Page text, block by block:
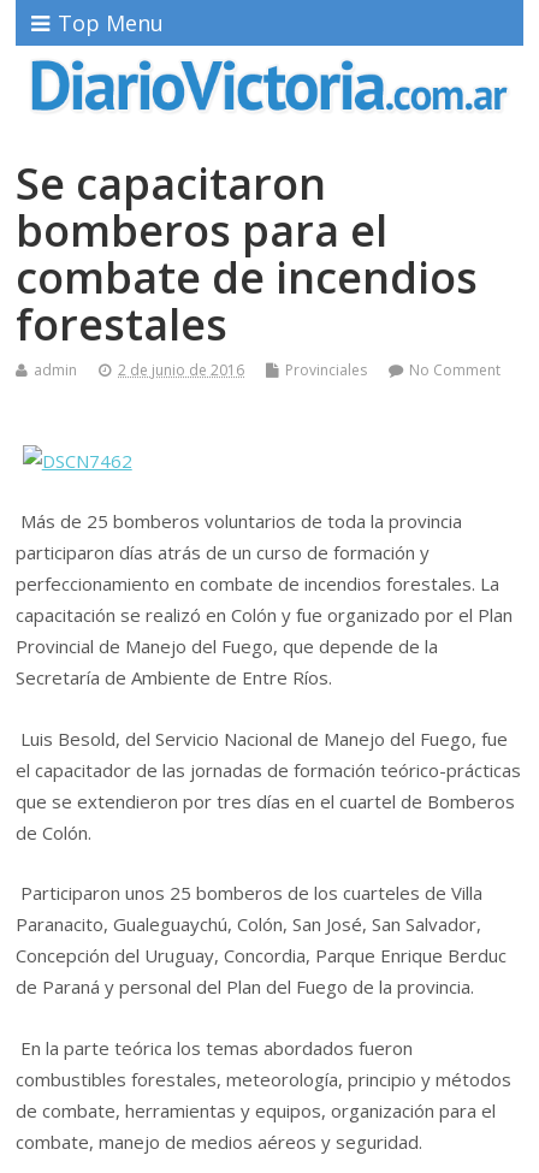
Top Menu
Se capacitaron
bomberos para el
combate de incendios
forestales
admin 2 de junio de 2016 Provinciales No Comment
Más de 25 bomberos voluntarios de toda la provincia
participaron días atrás de un curso de formación y
perfeccionamiento en combate de incendios forestales. La
capacitación se realizó en Colón y fue organizado por el Plan
Provincial de Manejo del Fuego, que depende de la
Secretaría de Ambiente de Entre Ríos.
Luis Besold, del Servicio Nacional de Manejo del Fuego, fue
el capacitador de las jornadas de formación teórico-prácticas
que se extendieron por tres días en el cuartel de Bomberos
de Colón.
Participaron unos 25 bomberos de los cuarteles de Villa
Paranacito, Gualeguaychú, Colón, San José, San Salvador,
Concepción del Uruguay, Concordia, Parque Enrique Berduc
de Paraná y personal del Plan del Fuego de la provincia.
En la parte teórica los temas abordados fueron
combustibles forestales, meteorología, principio y métodos
de combate, herramientas y equipos, organización para el
combate, manejo de medios aéreos y seguridad.